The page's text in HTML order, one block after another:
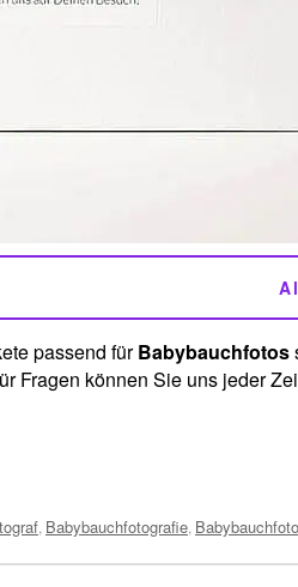
passend fürBabybauchfotos
Fragen können Sie uns jeder
Babybauchfotografie